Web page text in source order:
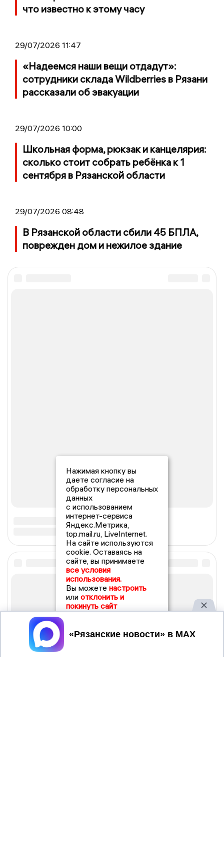
что известно к этому часу
29/07/2026 11:47
«Надеемся наши вещи отдадут»:
сотрудники склада Wildberries в Рязани
рассказали об эвакуации
29/07/2026 10:00
Школьная форма, рюкзак и канцелярия:
сколько стоит собрать ребёнка к 1
сентября в Рязанской области
29/07/2026 08:48
В Рязанской области сбили 45 БПЛА,
поврежден дом и нежилое здание
Нажимая кнопку вы
даете согласие на
обработку персональных
данных
с использованием
интернет-сервиса
Яндекс.Метрика,
top.mail.ru, LiveInternet.
На сайте используются
cookie. Оставаясь на
сайте, вы принимаете
все условия
использования.
Вы можете настроить
или отклонить и
покинуть сайт
Принять